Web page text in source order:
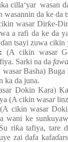
cilla‘yar wasan
wasannin da ke da
wasar Dirƙe-Dir
a rafi da ke da
ɗan tsayi zuwa cikin
(A cikin wasar
Sarki na da
Basha) Buga
ka da juna.
Dokin Kara)
(A cikin wasar
cikin wasar
wani ke
riƙa tafiya, tare
zai dafa kafaɗ